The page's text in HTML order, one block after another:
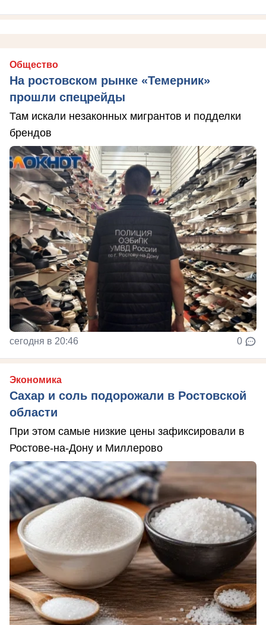
Общество
На ростовском рынке «Темерник»
прошли спецрейды
Там искали незаконных мигрантов и подделки
брендов
сегодня в 20:46 0
Экономика
Сахар и соль подорожали в Ростовской
области
При этом самые низкие цены зафиксировали в
Ростове-на-Дону и Миллерово